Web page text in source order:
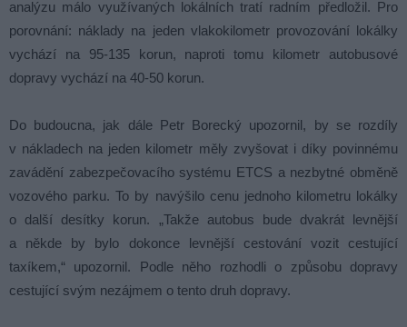
analýzu málo využívaných lokálních tratí radním předložil. Pro
porovnání: náklady na jeden vlakokilometr provozování lokálky
vychází na 95-135 korun, naproti tomu kilometr autobusové
dopravy vychází na 40-50 korun.
Do budoucna, jak dále Petr Borecký upozornil, by se rozdíly
v nákladech na jeden kilometr měly zvyšovat i díky povinnému
zavádění zabezpečovacího systému ETCS a nezbytné obměně
vozového parku. To by navýšilo cenu jednoho kilometru lokálky
o další desítky korun. „Takže autobus bude dvakrát levnější
a někde by bylo dokonce levnější cestování vozit cestující
taxíkem,“ upozornil. Podle něho rozhodli o způsobu dopravy
cestující svým nezájmem o tento druh dopravy.